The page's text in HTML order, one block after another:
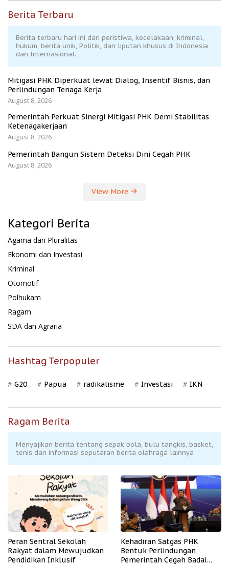
Berita Terbaru
Berita terbaru hari ini dari peristiwa, kecelakaan, kriminal,
hukum, berita unik, Politik, dan liputan khusus di Indonesia
dan Internasional.
Mitigasi PHK Diperkuat lewat Dialog, Insentif Bisnis, dan
Perlindungan Tenaga Kerja
August 8, 2026
Pemerintah Perkuat Sinergi Mitigasi PHK Demi Stabilitas
Ketenagakerjaan
August 8, 2026
Pemerintah Bangun Sistem Deteksi Dini Cegah PHK
August 8, 2026
View More
Kategori Berita
Agama dan Pluralitas
Ekonomi dan Investasi
Kriminal
Otomotif
Polhukam
Ragam
SDA dan Agraria
Hashtag Terpopuler
G20 Papua radikalisme Investasi IKN
Ragam Berita
Menyajikan berita tentang sepak bola, bulu tangkis, basket,
tenis dan informasi seputaran berita olahraga lainnya
Peran Sentral Sekolah
Rakyat dalam Mewujudkan
Pendidikan Inklusif
Kehadiran Satgas PHK
Bentuk Perlindungan
Pemerintah Cegah Badai